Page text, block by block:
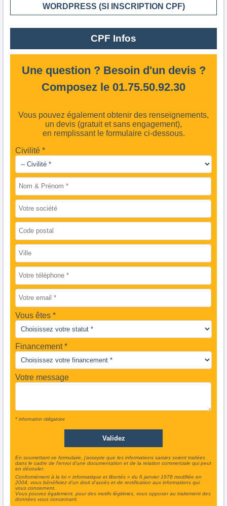
WORDPRESS (SI INSCRIPTION CPF)
CPF Infos
Une question ? Besoin d'un devis ?
Composez le 01.75.50.92.30
Vous pouvez également obtenir des renseignements,
un devis (gratuit et sans engagement),
en remplissant le formulaire ci-dessous.
Civilité *
Vous êtes
Financement *
Votre message
* information obligatoire
En soumettant ce formulaire, j'accepte que les informations saisies soient traitées
dans le cadre de l'envoi d'une documentation et de la relation commerciale qui peut
en découler.
Conformément à la loi « informatique et libertés » du 6 janvier 1978 modifiée en
2004, vous bénéficiez d'un droit d'accès et de rectification aux informations qui
vous concernent.
Vous pouvez également, pour des motifs légitimes, vous opposer au traitement des
données vous concernant.